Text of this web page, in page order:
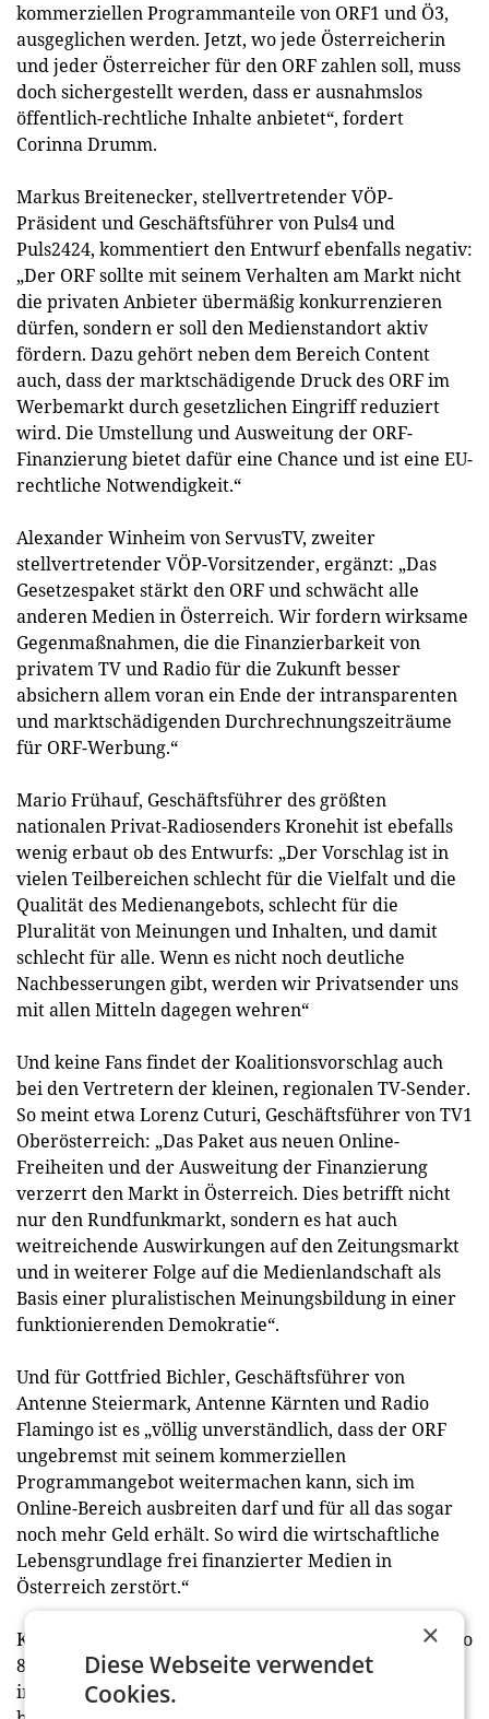
kommerziellen Programmanteile von ORF1 und Ö3,
ausgeglichen werden. Jetzt, wo jede Österreicherin
und jeder Österreicher für den ORF zahlen soll, muss
doch sichergestellt werden, dass er ausnahmslos
öffentlich-rechtliche Inhalte anbietet“, fordert
Corinna Drumm.
Markus Breitenecker, stellvertretender VÖP-
Präsident und Geschäftsführer von Puls4 und
Puls2424, kommentiert den Entwurf ebenfalls negativ:
„Der ORF sollte mit seinem Verhalten am Markt nicht
die privaten Anbieter übermäßig konkurrenzieren
dürfen, sondern er soll den Medienstandort aktiv
fördern. Dazu gehört neben dem Bereich Content
auch, dass der marktschädigende Druck des ORF im
Werbemarkt durch gesetzlichen Eingriff reduziert
wird. Die Umstellung und Ausweitung der ORF-
Finanzierung bietet dafür eine Chance und ist eine EU-
rechtliche Notwendigkeit.“
Alexander Winheim von ServusTV, zweiter
stellvertretender VÖP-Vorsitzender, ergänzt: „Das
Gesetzespaket stärkt den ORF und schwächt alle
anderen Medien in Österreich. Wir fordern wirksame
Gegenmaßnahmen, die die Finanzierbarkeit von
privatem TV und Radio für die Zukunft besser
absichern allem voran ein Ende der intransparenten
und marktschädigenden Durchrechnungszeiträume
für ORF-Werbung.“
Mario Frühauf, Geschäftsführer des größten
nationalen Privat-Radiosenders Kronehit ist ebefalls
wenig erbaut ob des Entwurfs: „Der Vorschlag ist in
vielen Teilbereichen schlecht für die Vielfalt und die
Qualität des Medienangebots, schlecht für die
Pluralität von Meinungen und Inhalten, und damit
schlecht für alle. Wenn es nicht noch deutliche
Nachbesserungen gibt, werden wir Privatsender uns
mit allen Mitteln dagegen wehren“
Und keine Fans findet der Koalitionsvorschlag auch
bei den Vertretern der kleinen, regionalen TV-Sender.
So meint etwa Lorenz Cuturi, Geschäftsführer von TV1
Oberösterreich: „Das Paket aus neuen Online-
Freiheiten und der Ausweitung der Finanzierung
verzerrt den Markt in Österreich. Dies betrifft nicht
nur den Rundfunkmarkt, sondern es hat auch
weitreichende Auswirkungen auf den Zeitungsmarkt
und in weiterer Folge auf die Medienlandschaft als
Basis einer pluralistischen Meinungsbildung in einer
funktionierenden Demokratie“.
Und für Gottfried Bichler, Geschäftsführer von
Antenne Steiermark, Antenne Kärnten und Radio
Flamingo ist es „völlig unverständlich, dass der ORF
ungebremst mit seinem kommerziellen
Programmangebot weitermachen kann, sich im
Online-Bereich ausbreiten darf und für all das sogar
noch mehr Geld erhält. So wird die wirtschaftliche
Lebensgrundlage frei finanzierter Medien in
Österreich zerstört.“
Kollege Ralph Meier-Tanos, Geschäftsführer von Radio
88.6. fügt hinzu: „Ich verstehe nicht, warum der ORF
in seinen Social-Media-Aktivitäten unbeschränkt
×
Diese Webseite verwendet
Cookies.